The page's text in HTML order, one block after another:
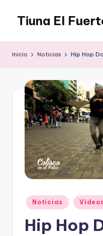
contenido
Tiuna El
Espacio
arte
para
Caracas,
Teatro,
Estudio
Grabación,
Anfiteatros,
Acrobacia,
DanceHall,
Tienda
Graffiti,
Arte.
Inicio Noticias Hip Hop
Publicado
en
Noticias
Hip Hop